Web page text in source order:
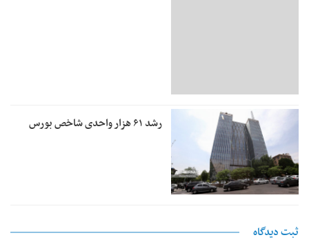
رشد ۶۱ هزار واحدی شاخص بورس
ثبت دیدگاه